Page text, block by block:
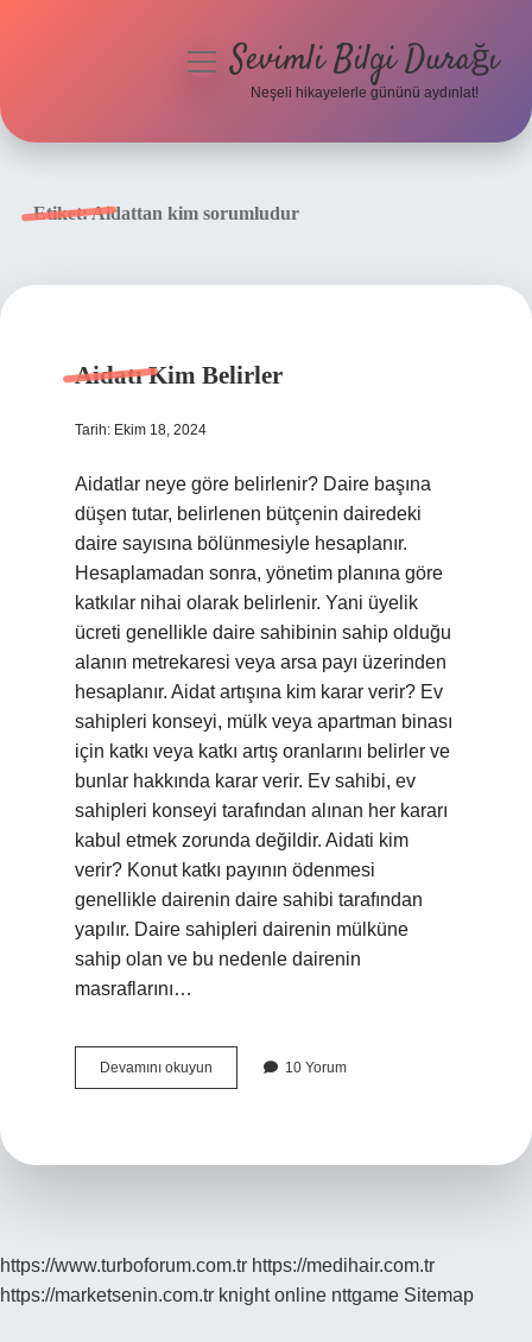
menüyüSevimli Bilgi Durağı
Neşeli hikayelerle gününü aydınlat!
Etiket:Aidattan kim sorumludur
Aidatı Kim Belirler
Tarih: Ekim 18, 2024
Aidatlar neye göre belirlenir? Daire başına
düşen tutar, belirlenen bütçenin dairedeki
daire sayısına bölünmesiyle hesaplanır.
Hesaplamadan sonra, yönetim planına göre
katkılar nihai olarak belirlenir. Yani üyelik
ücreti genellikle daire sahibinin sahip olduğu
alanın metrekaresi veya arsa payı üzerinden
hesaplanır. Aidat artışına kim karar verir? Ev
sahipleri konseyi, mülk veya apartman binası
için katkı veya katkı artış oranlarını belirler ve
bunlar hakkında karar verir. Ev sahibi, ev
sahipleri konseyi tarafından alınan her kararı
kabul etmek zorunda değildir. Aidati kim
verir? Konut katkı payının ödenmesi
genellikle dairenin daire sahibi tarafından
yapılır. Daire sahipleri dairenin mülküne
sahip olan ve bu nedenle dairenin
masraflarını…
Devamını okuyun
Kim
10 Yorum
https://www.turboforum.com.tr https://medihair.com.tr
https://marketsenin.com.tr knight online nttgame Sitemap